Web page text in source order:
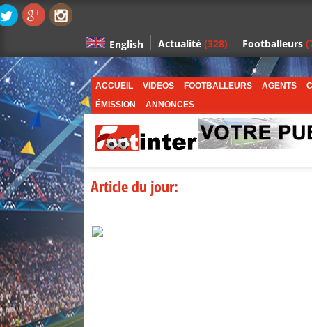
English Actualité (328) Footballeurs
ACCUEIL VIDEOS FOOTBALLEURS AGENTS
ÉMISSION
ANNONCES
Article du jour: